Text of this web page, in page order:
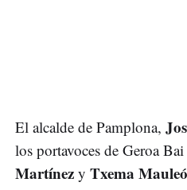
El alcalde de Pamplona,
los portavoces de Geroa
Martínez y Txema